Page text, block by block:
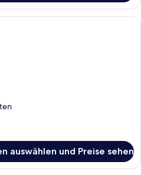
Ein Hotelzimmer mit zwei Betten,
auswählen und Preise sehen